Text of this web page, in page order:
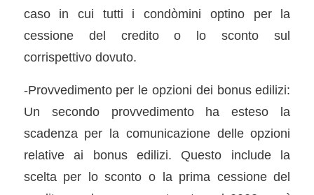
caso in cui tutti i condòmini optino per la
cessione del credito o lo sconto sul
corrispettivo dovuto.
-Provvedimento per le opzioni dei bonus edilizi:
Un secondo provvedimento ha esteso la
scadenza per la comunicazione delle opzioni
relative ai bonus edilizi. Questo include la
scelta per lo sconto o la prima cessione del